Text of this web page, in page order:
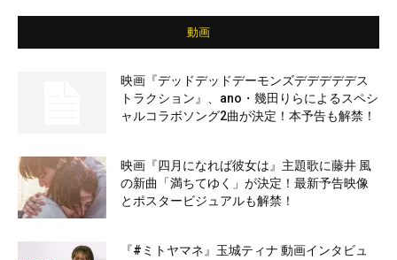
動画
映画『デッドデッドデーモンズデデデデデス
トラクション』、ano・幾田りらによるスペシ
ャルコラボソング2曲が決定！本予告も解禁！
映画『四月になれば彼女は』主題歌に藤井 風
の新曲「満ちてゆく」が決定！最新予告映像
とポスタービジュアルも解禁！
『#ミトヤマネ』玉城ティナ 動画インタビュ